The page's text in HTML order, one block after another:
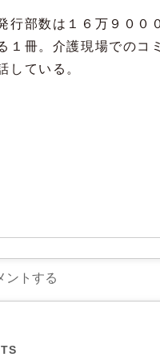
行部数は１６万９００
１冊。介護現場でのコ
している。